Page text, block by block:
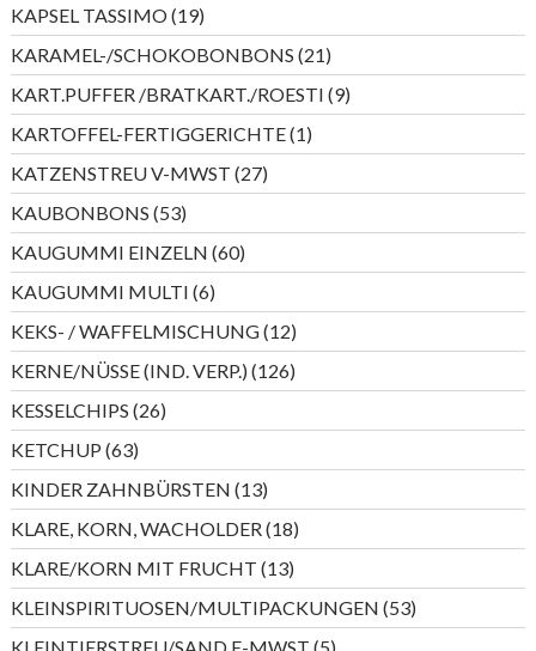
KAPSEL TASSIMO 1919
Produkte
KARAMEL-/SCHOKOBONBONS 2121
Produkte
KART.PUFFER /BRATKART./ROESTI 99
Produkte
KARTOFFEL-FERTIGGERICHTE 11
Produkt
KATZENSTREU V-MWST 2727
Produkte
KAUBONBONS 5353
Produkte
KAUGUMMI EINZELN 6060
Produkte
KAUGUMMI MULTI 66
Produkte
KEKS- / WAFFELMISCHUNG 1212
Produkte
KERNE/NÜSSE (IND. VERP.) 126126
Produkte
KESSELCHIPS 2626
Produkte
KETCHUP 6363
Produkte
KINDER ZAHNBÜRSTEN 1313
Produkte
KLARE, KORN, WACHOLDER 1818
Produkte
KLARE/KORN MIT FRUCHT 1313
Produkte
KLEINSPIRITUOSEN/MULTIPACKUNGEN 5353
Produkte
5